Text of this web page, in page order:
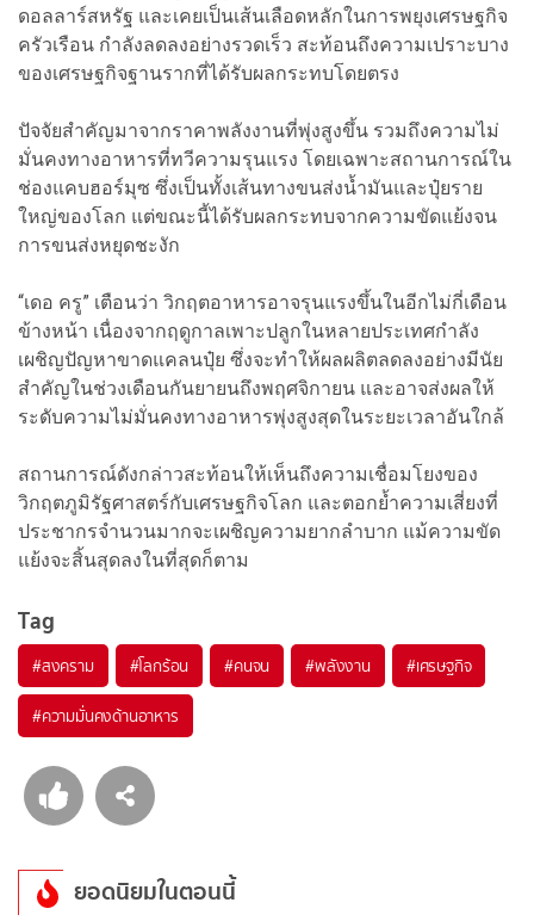
ดอลลาร์สหรัฐ และเคยเป็นเส้นเลือดหลักในการพยุงเศรษฐกิจ
ครัวเรือน กำลังลดลงอย่างรวดเร็ว สะท้อนถึงความเปราะบาง
ของเศรษฐกิจฐานรากที่ได้รับผลกระทบโดยตรง
ปัจจัยสำคัญมาจากราคาพลังงานที่พุ่งสูงขึ้น รวมถึงความไม่
มั่นคงทางอาหารที่ทวีความรุนแรง โดยเฉพาะสถานการณ์ใน
ช่องแคบฮอร์มุซ ซึ่งเป็นทั้งเส้นทางขนส่งน้ำมันและปุ๋ยราย
ใหญ่ของโลก แต่ขณะนี้ได้รับผลกระทบจากความขัดแย้งจน
การขนส่งหยุดชะงัก
“เดอ ครู” เตือนว่า วิกฤตอาหารอาจรุนแรงขึ้นในอีกไม่กี่เดือน
ข้างหน้า เนื่องจากฤดูกาลเพาะปลูกในหลายประเทศกำลัง
เผชิญปัญหาขาดแคลนปุ๋ย ซึ่งจะทำให้ผลผลิตลดลงอย่างมีนัย
สำคัญในช่วงเดือนกันยายนถึงพฤศจิกายน และอาจส่งผลให้
ระดับความไม่มั่นคงทางอาหารพุ่งสูงสุดในระยะเวลาอันใกล้
สถานการณ์ดังกล่าวสะท้อนให้เห็นถึงความเชื่อมโยงของ
วิกฤตภูมิรัฐศาสตร์กับเศรษฐกิจโลก และตอกย้ำความเสี่ยงที่
ประชากรจำนวนมากจะเผชิญความยากลำบาก แม้ความขัด
แย้งจะสิ้นสุดลงในที่สุดก็ตาม
Tag
#สงคราม #โลกร้อน #คนจน #พลังงาน #เศรษฐกิจ
#ความมั่นคงด้านอาหาร
ยอดนิยมในตอนนี้